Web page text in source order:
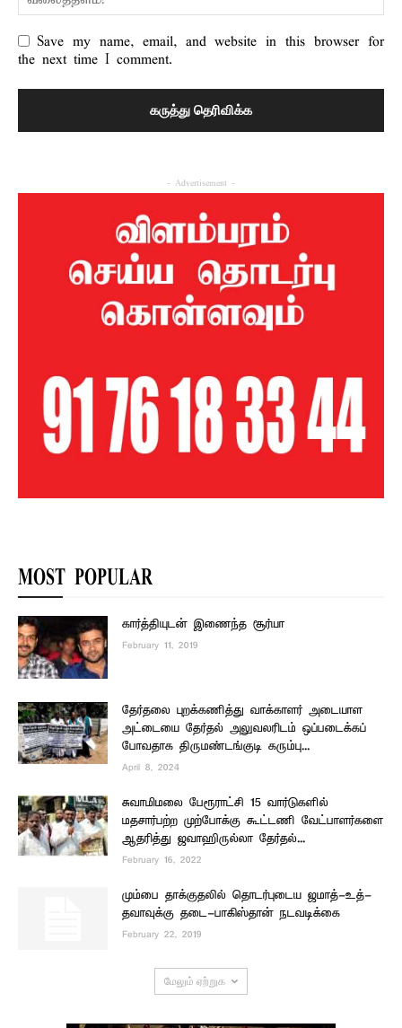
Save my name, email, and website in this browser for
the next time I comment.
- Advertisement -
MOST POPULAR
கார்த்தியுடன் இணைந்த சூர்யா
February 11, 2019
தேர்தலை புறக்கணித்து வாக்காளர் அடையாள
அட்டையை தேர்தல் அலுவலரிடம் ஒப்படைக்கப்
போவதாக திருமண்டங்குடி கரும்பு...
April 8, 2024
சுவாமிமலை பேரூராட்சி 15 வார்டுகளில்
மதசார்பற்ற முற்போக்கு கூட்டணி வேட்பாளர்களை
ஆதரித்து ஜவாஹிருல்லா தேர்தல்...
February 16, 2022
மும்பை தாக்குதலில் தொடர்புடைய ஜமாத்-உத்-
தவாவுக்கு தடை-பாகிஸ்தான் நடவடிக்கை
February 22, 2019
மேலும் ஏற்றுக